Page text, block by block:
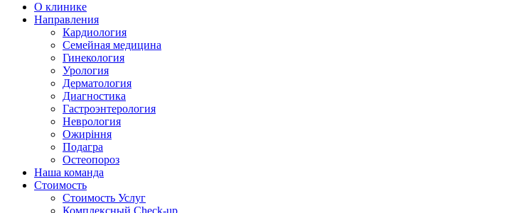
О клинике
Направления
Кардиология
Семейная медицина
Гинекология
Урология
Дерматология
Диагностика
Гастроэнтерология
Неврология
Ожиріння
Подагра
Остеопороз
Наша команда
Стоимость
Стоимость Услуг
Комплексный Check-up